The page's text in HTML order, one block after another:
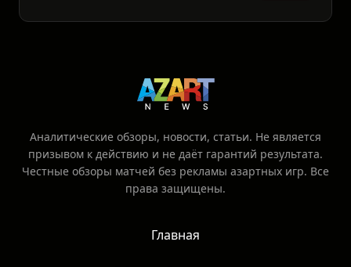
Аналитические обзоры, новости, статьи. Не является
призывом к действию и не даёт гарантий результата.
Честные обзоры матчей без рекламы азартных игр. Все
права защищены.
Главная